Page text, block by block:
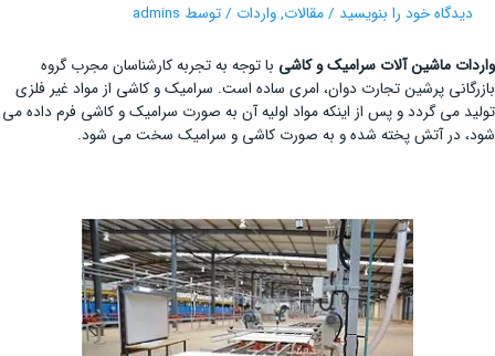
دیدگاه‌ خود را بنویسید /مقالات,واردات / توسط admins
واردات ماشین آلات سرامیک و کاشی با توجه به تجربه کارشناسان مجرب گروه
بازرگانی پرشین تجارت دوان، امری ساده است. سرامیک و کاشی از مواد غیر فلزی
تولید می گردد و پس از اینکه مواد اولیه آن به صورت سرامیک و کاشی فرم داده می
شود، در آتش پخته شده و به صورت کاشی و سرامیک سخت می شود.